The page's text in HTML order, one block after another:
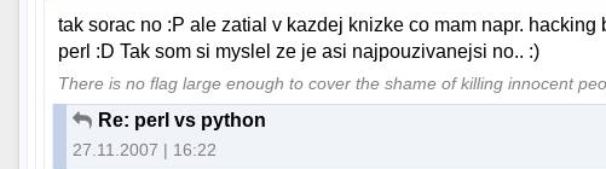
tak sorac no :P ale zatial v kazdej knizke co mam napr.
perl :D Tak som si myslel ze je asi najpouzivanejsi no.. :)
There is no flag large enough to cover the shame of killing innocent
Re: perl vs python
27.11.2007 | 16:22